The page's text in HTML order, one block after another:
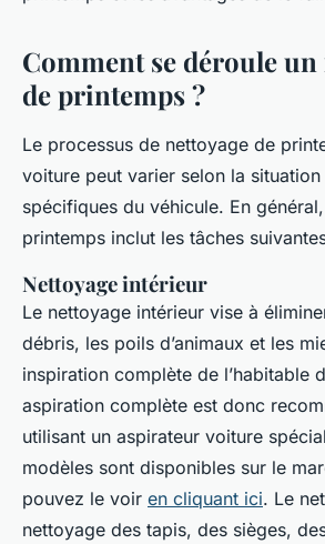
Comment se déroule un
de printemps ?
Le processus de nettoyage de
voiture peut varier selon la
spécifiques du véhicule. En
printemps inclut les tâches
Nettoyage intérieur
Le nettoyage intérieur vise à
débris, les poils d’animaux et les
inspiration complète de l’habitable
aspiration complète est donc
utilisant un aspirateur voiture
modèles sont disponibles sur le
pouvez le voir en cliquant ici. Le
nettoyage des tapis, des sièges,